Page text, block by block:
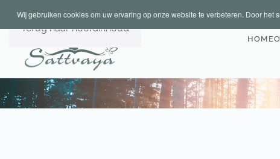
Wij gebruiken cookies om uw ervaring op onze website te verbeteren. Door
Terug naar hoofdinhoud
HOME